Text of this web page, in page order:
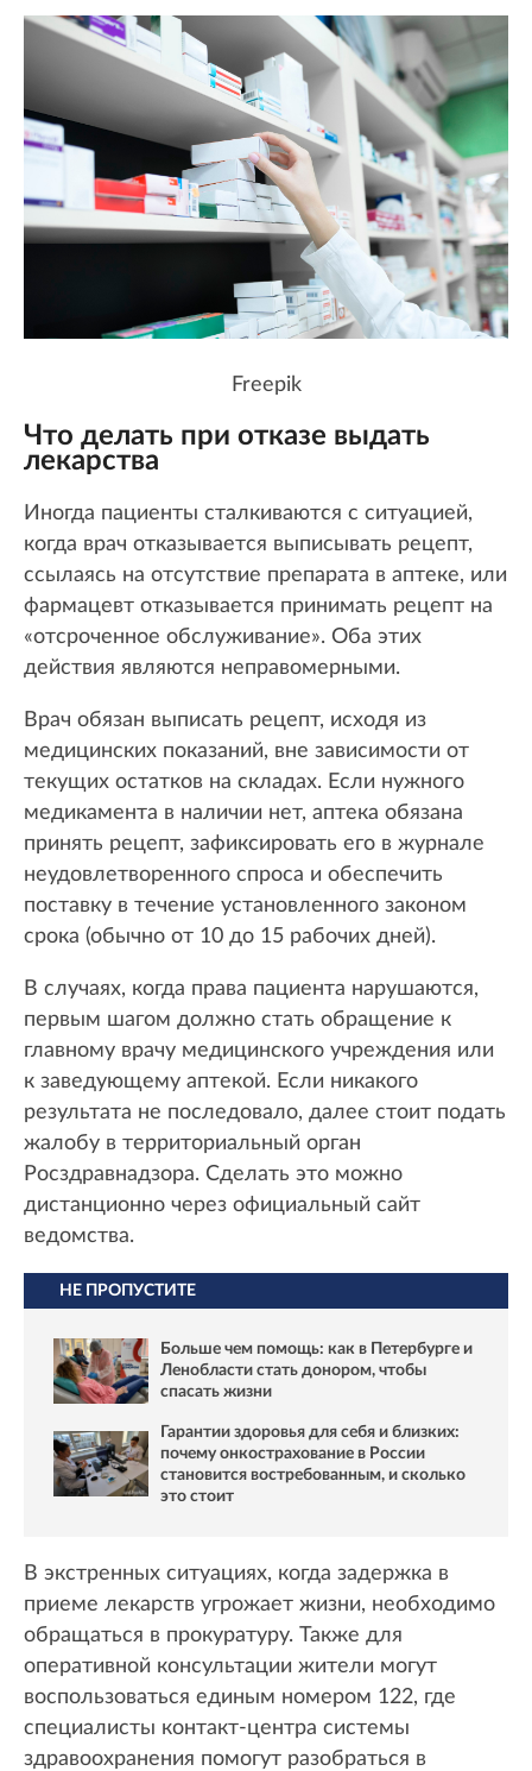
Freepik
Что делать при отказе выдать
лекарства
Иногда пациенты сталкиваются с ситуацией,
когда врач отказывается выписывать рецепт,
ссылаясь на отсутствие препарата в аптеке, или
фармацевт отказывается принимать рецепт на
«отсроченное обслуживание». Оба этих
действия являются неправомерными.
Врач обязан выписать рецепт, исходя из
медицинских показаний, вне зависимости от
текущих остатков на складах. Если нужного
медикамента в наличии нет, аптека обязана
принять рецепт, зафиксировать его в журнале
неудовлетворенного спроса и обеспечить
поставку в течение установленного законом
срока (обычно от 10 до 15 рабочих дней).
В случаях, когда права пациента нарушаются,
первым шагом должно стать обращение к
главному врачу медицинского учреждения или
к заведующему аптекой. Если никакого
результата не последовало, далее стоит подать
жалобу в территориальный орган
Росздравнадзора. Сделать это можно
дистанционно через официальный сайт
ведомства.
НЕ ПРОПУСТИТЕ
Больше чем помощь: как в Петербурге и
Ленобласти стать донором, чтобы
спасать жизни
Гарантии здоровья для себя и близких:
почему онкострахование в России
становится востребованным, и сколько
это стоит
В экстренных ситуациях, когда задержка в
приеме лекарств угрожает жизни, необходимо
обращаться в прокуратуру. Также для
оперативной консультации жители могут
воспользоваться единым номером 122, где
специалисты контакт-центра системы
здравоохранения помогут разобраться в